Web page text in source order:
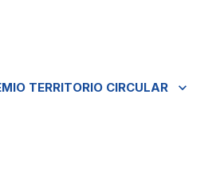
TERRITORIO CIRCULAR